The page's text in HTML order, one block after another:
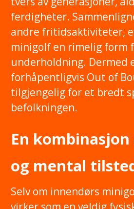
ferdigheter.
andre fritidsaktiviteter,
minigolf en rimelig form
underholdning. Dermed
forhåpentligvis Out of
tilgjengelig for et bredt
befolkningen.
En
og mental
Selv om innendørs